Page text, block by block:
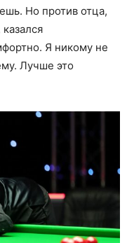
Но против отца,
Я никому не
Лучше это